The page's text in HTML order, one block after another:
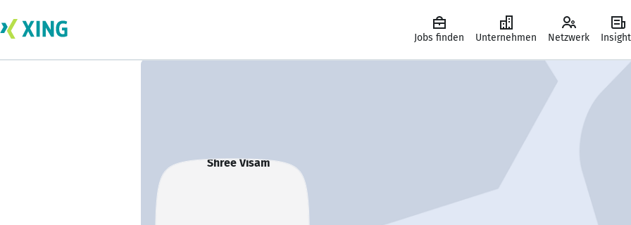
Jobs finden Unternehmen Netzwerk